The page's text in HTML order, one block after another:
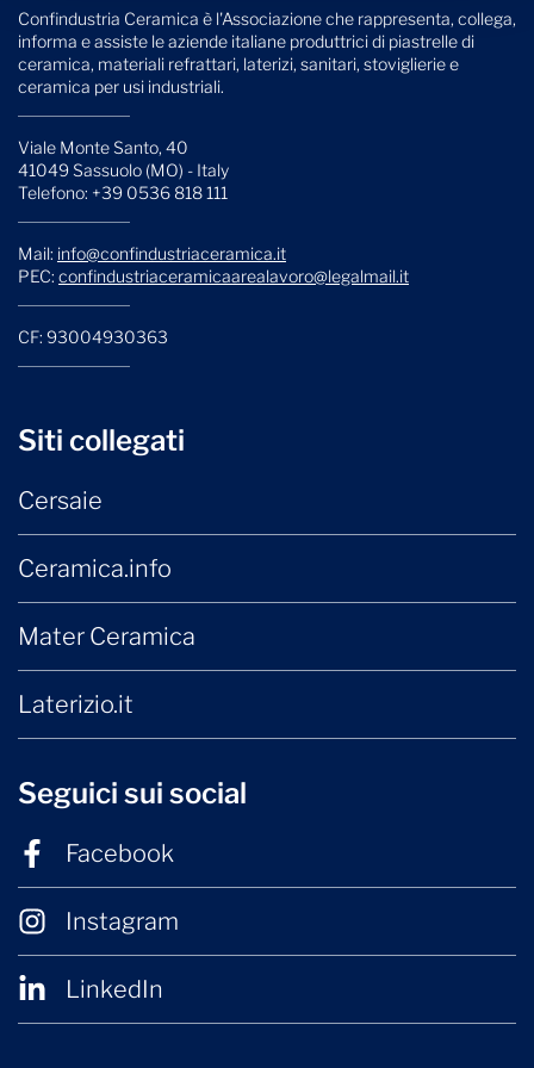
Confindustria Ceramica è l'Associazione che rappresenta, collega,
informa e assiste le aziende italiane produttrici di piastrelle di
ceramica, materiali refrattari, laterizi, sanitari, stoviglierie e
ceramica per usi industriali.
Viale Monte Santo, 40
41049 Sassuolo (MO) - Italy
Telefono: +39 0536 818 111
Mail: info@confindustriaceramica.it
PEC: confindustriaceramicaarealavoro@legalmail.it
CF: 93004930363
Siti collegati
Cersaie
Ceramica.info
Mater Ceramica
Laterizio.it
Seguici sui social
Facebook
Instagram
LinkedIn